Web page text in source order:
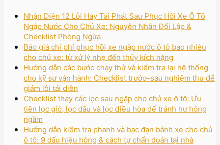
Nhận Diện 12 Lỗi Hay Tái Phát Sau Phục Hồi Xe Ô Tô
Ngập Nước Cho Chủ Xe: Nguyên Nhân Đối Lập &
Checklist Phòng Ngừa
Báo giá chi phí phục hồi xe ngập nước ô tô bao nhiêu
cho chủ xe: từ xử lý nhẹ đến thủy kích nặng
Hướng dẫn các bước chạy thử và kiểm tra lại hệ thống
cho kỹ sư vận hành: Checklist trước–sau nghiệm thu để
giảm lỗi tái diễn
Checklist thay các lọc sau ngập cho chủ xe ô tô: Ưu
tiên lọc gió, lọc dầu và lọc điều hòa để tránh hư hỏng
ngầm
Hướng dẫn kiểm tra phanh và bạc đạn bánh xe cho chủ
ô tô: 9 dấu hiệu hỏng & cách tự chẩn đoán tại nhà